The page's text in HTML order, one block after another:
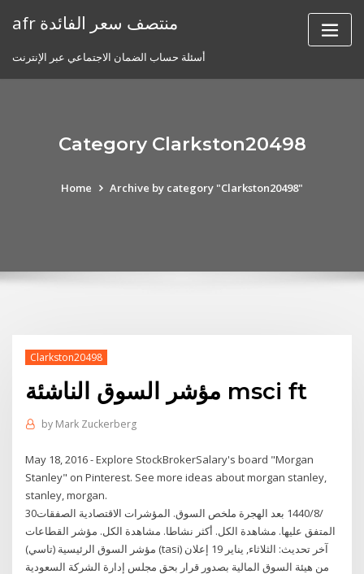
afr منتصف سعر الفائدة
أسئلة حساب الضمان الاجتماعي عبر الإنترنت
Category Clarkston20498
Home Archive by category "Clarkston20498"
Clarkston20498
مؤشر السوق الناشئة msci ft
by Mark Zuckerberg
May 18, 2016 - Explore StockBrokerSalary's board "Morgan
Stanley" on Pinterest. See more ideas about morgan stanley,
stanley, morgan.
30‏‏/8‏‏/1440 بعد الهجرة ملخص السوق. المؤشرات الاقتصادية الصفقات
المتفق عليها. مشاهدة الكل. أكثر نشاطا. مشاهدة الكل. مؤشر القطاعات
مؤشر السوق الرئيسية (تاسي) (tasi) آخر تحديث: الثلاثاء, يناير 19 إعلان
من هيئة السوق المالية بصدور قرار بحق مجلس إدارة الشركة السعودية